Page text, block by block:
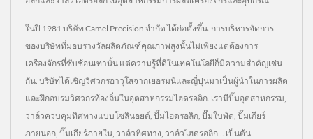
ในปี 1981 บริษัท Camel Precision จำกัด ได้ก่อตั้งขึ้น. การบริหารจัดการ
ของบริษัทที่มอบรางวัลผลิตภัณฑ์คุณภาพสูงนั้นไม่เพียงแต่ต้องการ
เครื่องจักรที่ซับซ้อนเท่านั้น แต่ความรู้ที่ดีในเทคโนโลยีก็มีความสำคัญเช่น
กัน. บริษัทได้เชิญวิศวกรอาวุโสจากเยอรมนีและญี่ปุ่นมาเป็นผู้นำในการผลิต
และฝึกอบรมวิศวกรท้องถิ่นในอุตสาหกรรมไฮดรอลิก. เรามีปั๊มอุตสาหกรรม,
วาล์วควบคุมทิศทางแบบโซลินอยด์, ปั๊มไฮดรอลิก, ปั๊มใบพัด, ปั๊มเกียร์
ภายนอก, ปั๊มเกียร์ภายใน, วาล์วทิศทาง, วาล์วไฮดรอลิก... เป็นต้น.